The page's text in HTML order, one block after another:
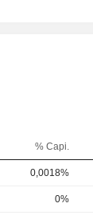
% Capi.
0,0018%
0%